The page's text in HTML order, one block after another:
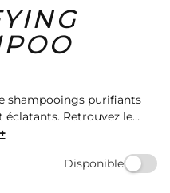
Idées
Cadeaux
shampooings purifiants
éclatants. Retrouvez les
capillaires chez
de qualité. Trouvez le
Disponible